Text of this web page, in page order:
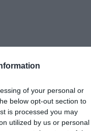
of your personal or
below opt-out section to
is processed you may
utilized by us or personal